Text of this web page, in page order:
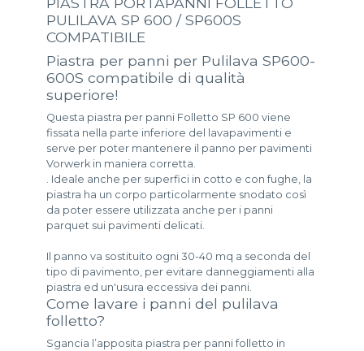
PULILAVA SP 600 / SP600S
COMPATIBILE
Piastra per panni per Pulilava SP600-
600S compatibile di qualità
superiore!
Questa piastra per panni Folletto SP 600 viene
fissata nella parte inferiore del lavapavimenti e
serve per poter mantenere il panno per pavimenti
Vorwerk in maniera corretta.
. Ideale anche per superfici in cotto e con fughe, la
piastra ha un corpo particolarmente snodato così
da poter essere utilizzata anche per i panni
parquet sui pavimenti delicati.
Il panno va sostituito ogni 30-40 mq a seconda del
tipo di pavimento, per evitare danneggiamenti alla
piastra ed un'usura eccessiva dei panni.
Come lavare i panni del pulilava
folletto?
Sgancia l’apposita piastra per panni folletto in